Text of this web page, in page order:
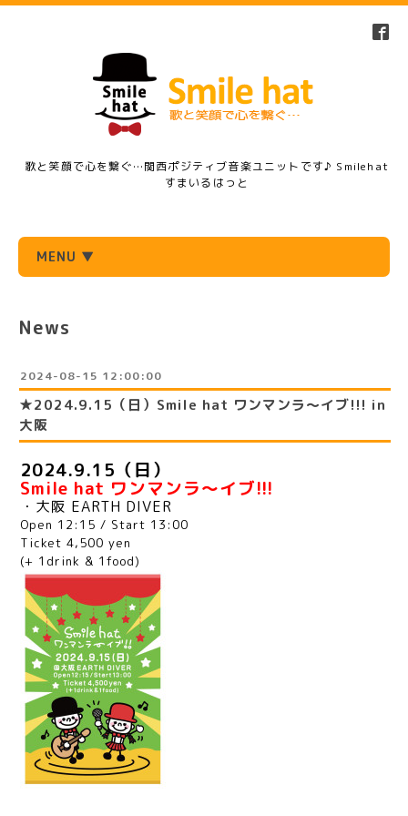
歌と笑顔で心を繋ぐ…関西ポジティブ音楽ユニットです♪ Smilehat
すまいるはっと
MENU ▼
News
2024-08-15 12:00:00
★2024.9.15（日）Smile hat ワンマンラ〜イブ!!! in
大阪
2024.9.15（日）
Smile hat ワンマンラ〜イブ!!!
・大阪 EARTH DIVER
Open 12:15 / Start 13:00
Ticket 4,500 yen
(+ 1drink & 1food)